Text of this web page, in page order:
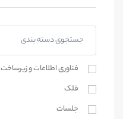
فناوری اطلاعات و زیرساخت
قلک
جلسات